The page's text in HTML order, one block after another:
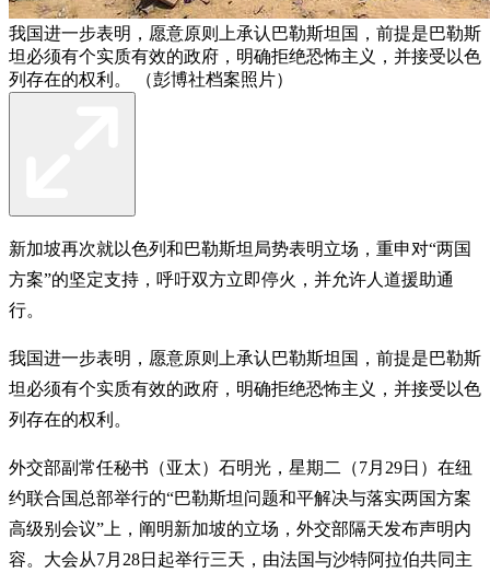
我国进一步表明，愿意原则上承认巴勒斯坦国，前提是巴勒斯
坦必须有个实质有效的政府，明确拒绝恐怖主义，并接受以色
列存在的权利。 （彭博社档案照片）
新加坡再次就以色列和巴勒斯坦局势表明立场，重申对“两国
方案”的坚定支持，呼吁双方立即停火，并允许人道援助通
行。
我国进一步表明，愿意原则上承认巴勒斯坦国，前提是巴勒斯
坦必须有个实质有效的政府，明确拒绝恐怖主义，并接受以色
列存在的权利。
外交部副常任秘书（亚太）石明光，星期二（7月29日）在纽
约联合国总部举行的“巴勒斯坦问题和平解决与落实两国方案
高级别会议”上，阐明新加坡的立场，外交部隔天发布声明内
容。大会从7月28日起举行三天，由法国与沙特阿拉伯共同主